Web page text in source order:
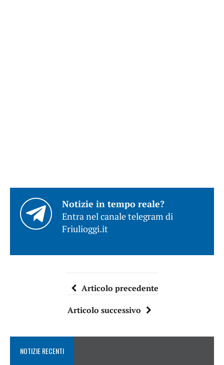
Notizie in tempo reale?
Entra nel canale telegram di
Friulioggi.it
Articolo precedente
Articolo successivo
NOTIZIE RECENTI